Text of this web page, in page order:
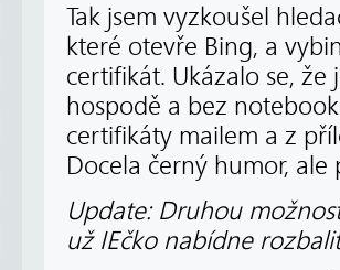
Tak jsem vyzkoušel
které otevře Bing, a
certifikát. Ukázalo se,
hospodě a bez
certifikáty mailem a z
Docela černý humor, ale
Update: Druhou
už IEčko nabídne